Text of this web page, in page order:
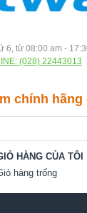
6, từ 08:00 am -
(028) 22443013
chính hãng
HÀNG CỦA TÔI
hàng trống